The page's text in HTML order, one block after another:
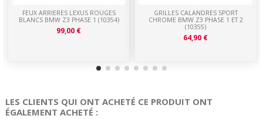
FEUX ARRIERES LEXUS ROUGES
BLANCS BMW Z3 PHASE 1 (10354)
99,00 €
GRILLES CALANDRES SPORT
CHROME BMW Z3 PHASE 1 ET 2
(10355)
64,90 €
LES CLIENTS QUI ONT ACHETÉ CE PRODUIT ONT
ÉGALEMENT ACHETÉ :